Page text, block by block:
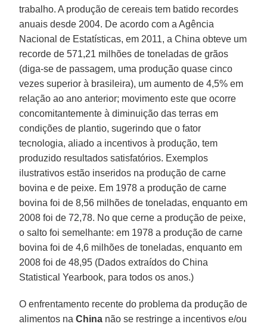
trabalho. A produção de cereais tem batido recordes
anuais desde 2004. De acordo com a Agência
Nacional de Estatísticas, em 2011, a China obteve um
recorde de 571,21 milhões de toneladas de grãos
(diga-se de passagem, uma produção quase cinco
vezes superior à brasileira), um aumento de 4,5% em
relação ao ano anterior; movimento este que ocorre
concomitantemente à diminuição das terras em
condições de plantio, sugerindo que o fator
tecnologia, aliado a incentivos à produção, tem
produzido resultados satisfatórios. Exemplos
ilustrativos estão inseridos na produção de carne
bovina e de peixe. Em 1978 a produção de carne
bovina foi de 8,56 milhões de toneladas, enquanto em
2008 foi de 72,78. No que cerne a produção de peixe,
o salto foi semelhante: em 1978 a produção de carne
bovina foi de 4,6 milhões de toneladas, enquanto em
2008 foi de 48,95 (Dados extraídos do China
Statistical Yearbook, para todos os anos.)
O enfrentamento recente do problema da produção de
alimentos naChina não se restringe a incentivos e/ou